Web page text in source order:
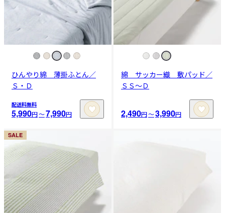
ひんやり綿 薄掛ふとん／
Ｓ・Ｄ
配送料無料
5,990円〜7,990円
綿 サッカー織 敷パッド／
ＳＳ～Ｄ
2,490円〜3,990円
SALE